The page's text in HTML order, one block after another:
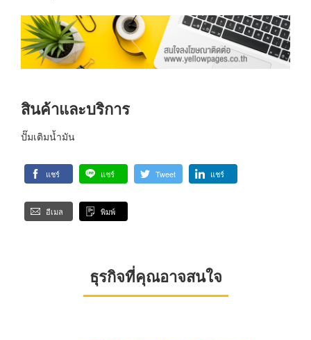
สินค้าและบริการ
ปั๊มเติมน้ำมัน
แชร์ แชร์ Tweet แชร์
อีเมล พิมพ์
ธุรกิจที่คุณอาจสนใจ